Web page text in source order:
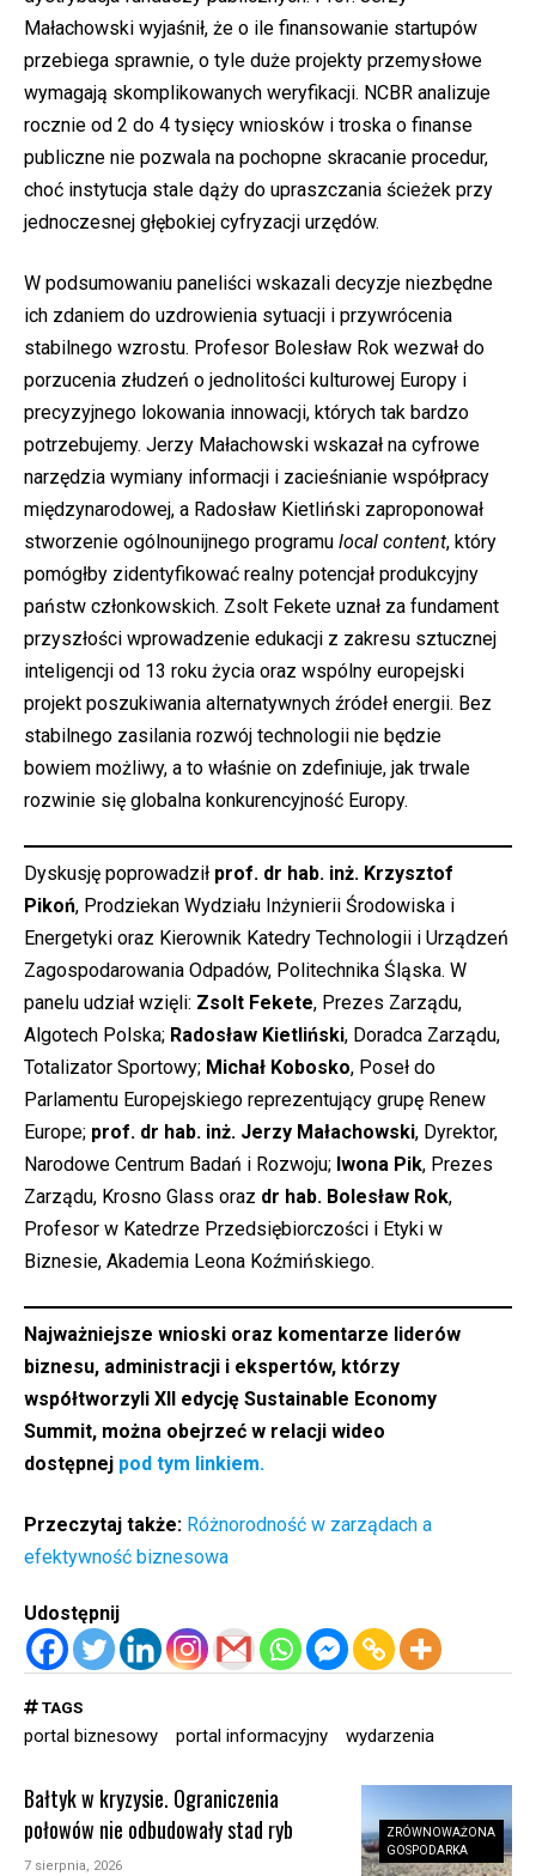
Małachowski wyjaśnił, że o ile finansowanie startupów
przebiega sprawnie, o tyle duże projekty przemysłowe
wymagają skomplikowanych weryfikacji. NCBR analizuje
rocznie od 2 do 4 tysięcy wniosków i troska o finanse
publiczne nie pozwala na pochopne skracanie procedur,
choć instytucja stale dąży do upraszczania ścieżek przy
jednoczesnej głębokiej cyfryzacji urzędów.
W podsumowaniu paneliści wskazali decyzje niezbędne
ich zdaniem do uzdrowienia sytuacji i przywrócenia
stabilnego wzrostu. Profesor Bolesław Rok wezwał do
porzucenia złudzeń o jednolitości kulturowej Europy i
precyzyjnego lokowania innowacji, których tak bardzo
potrzebujemy. Jerzy Małachowski wskazał na cyfrowe
narzędzia wymiany informacji i zacieśnianie współpracy
międzynarodowej, a Radosław Kietliński zaproponował
stworzenie ogólnounijnego programu local content, który
pomógłby zidentyfikować realny potencjał produkcyjny
państw członkowskich. Zsolt Fekete uznał za fundament
przyszłości wprowadzenie edukacji z zakresu sztucznej
inteligencji od 13 roku życia oraz wspólny europejski
projekt poszukiwania alternatywnych źródeł energii. Bez
stabilnego zasilania rozwój technologii nie będzie
bowiem możliwy, a to właśnie on zdefiniuje, jak trwale
rozwinie się globalna konkurencyjność Europy.
Dyskusję poprowadził prof. dr hab. inż. Krzysztof
Pikoń, Prodziekan Wydziału Inżynierii Środowiska i
Energetyki oraz Kierownik Katedry Technologii i Urządzeń
Zagospodarowania Odpadów, Politechnika Śląska. W
panelu udział wzięli: Zsolt Fekete, Prezes Zarządu,
Algotech Polska; Radosław Kietliński, Doradca Zarządu,
Totalizator Sportowy; Michał Kobosko, Poseł do
Parlamentu Europejskiego reprezentujący grupę Renew
Europe; prof. dr hab. inż. Jerzy Małachowski, Dyrektor,
Narodowe Centrum Badań i Rozwoju; Iwona Pik, Prezes
Zarządu, Krosno Glass oraz dr hab. Bolesław Rok,
Profesor w Katedrze Przedsiębiorczości i Etyki w
Biznesie, Akademia Leona Koźmińskiego.
Najważniejsze wnioski oraz komentarze liderów
biznesu, administracji i ekspertów, którzy
współtworzyli XII edycję Sustainable Economy
Summit, można obejrzeć w relacji wideo
dostępnej pod tym linkiem.
Przeczytaj także: Różnorodność w zarządach a
efektywność biznesowa
Udostępnij
TAGS
portal biznesowy portal informacyjny wydarzenia
ZRÓWNOWAŻONA
GOSPODARKA
Bałtyk w kryzysie. Ograniczenia
połowów nie odbudowały stad ryb
7 sierpnia, 2026